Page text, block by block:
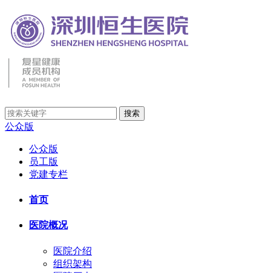
公众版
公众版
员工版
党建专栏
首页
医院概况
医院介绍
组织架构